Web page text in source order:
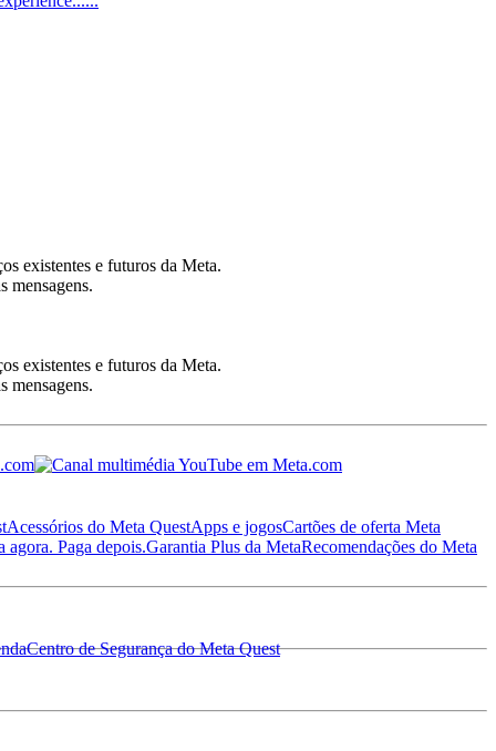
existentes e futuros da Meta.
mensagens.
existentes e futuros da Meta.
mensagens.
Acessórios do Meta QuestApps e jogosCartões de oferta Meta
agora. Paga depois.Garantia Plus da MetaRecomendações do Meta
Centro de Segurança do Meta Quest